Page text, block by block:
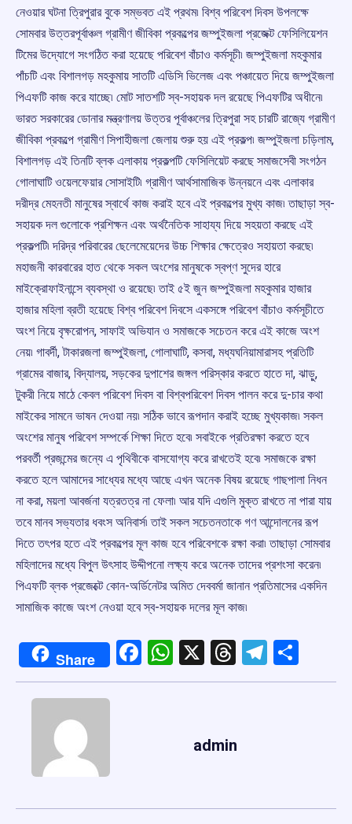
নেওয়ার ঘটনা ত্রিপুরার বুকে সম্ভবত এই প্রথম৷ বিশ্ব পরিবেশ দিবস উপলক্ষে
সোমবার উত্তরপূর্বাঞ্চল গ্রামীণ জীবিকা প্রকল্পের জম্পুইজলা প্রজেক্ট ফেসিলিয়েশন
টিমের উদ্যোগে সংগঠিত করা হয়েছে পরিবেশ বাঁচাও কর্মসূচী৷ জম্পুইজলা মহকুমার
পাঁচটি এবং বিশালগড় মহকুমায় সাতটি এডিসি ভিলেজ এবং পঞ্চায়েত দিয়ে জম্পুইজলা
পিএফটি কাজ করে যাচ্ছে৷ মোট সাতশটি স্ব-সহায়ক দল রয়েছে পিএফটির অধীনে৷
ভারত সরকারের ডোনার মন্ত্রণালয় উত্তর পূর্বাঞ্চলের ত্রিপুরা সহ চারটি রাজ্যে গ্রামীণ
জীবিকা প্রকল্পে গ্রামীণ সিপাহীজলা জেলায় শুরু হয় এই প্রকল্প৷ জম্পুইজলা চড়িলাম,
বিশালগড় এই তিনটি ব্লক এলাকায় প্রকল্পটি ফেসিলিয়েট করছে সমাজসেবী সংগঠন
গোলাঘাটি ওয়েলফেয়ার সোসাইটি৷ গ্রামীণ আর্থসামাজিক উন্নয়নে এবং এলাকার
দরীদ্র মেহনতী মানুষের স্বার্থে কাজ করাই হবে এই প্রকল্পের মুখ্য কাজ৷ তাছাড়া স্ব-
সহায়ক দল গুলোকে প্রশিক্ষন এবং অর্থনৈতিক সাহায্য দিয়ে সহয়তা করছে এই
প্রকল্পটি৷ দরিদ্র পরিবারের ছেলেমেয়েদের উচ্চ শিক্ষার ক্ষেত্রেও সহায়তা করছে৷
মহাজনী কারবারের হাত থেকে সকল অংশের মানুষকে স্বপ্ণ সুদের হারে
মাইক্রোফাইনান্সে ব্যবস্থা ও রয়েছে৷ তাই ৫ই জুন জম্পুইজলা মহকুমার হাজার
হাজার মহিলা ব্রতী হয়েছে বিশ্ব পরিবেশ দিবসে একসঙ্গে পরিবেশ বাঁচাও কর্মসূচীতে
অংশ নিয়ে বৃক্ষরোপন, সাফাই অভিযান ও সমাজকে সচেতন করে এই কাজে অংশ
নেয়৷ গাবর্দী, টাকারজলা জম্পুইজলা, গোলাঘাটি, কসবা, মধ্যঘনিয়ামারাসহ প্রতিটি
গ্রামের বাজার, বিদ্যালয়, সড়কের দুপাশের জঙ্গল পরিস্কার করতে হাতে দা, ঝাড়ু,
টুকরী নিয়ে মাঠে কেবল পরিবেশ দিবস বা বিশ্বপরিবেশ দিবস পালন করে দু-চার কথা
মাইকের সামনে ভাষন দেওয়া নয়৷ সঠিক ভাবে রূপদান করাই হচ্ছে মুখ্যকাজ৷ সকল
অংশের মানুষ পরিবেশ সম্পর্কে শিক্ষা দিতে হবে৷ সবাইকে প্রতিরক্ষা করতে হবে
পরবর্তী প্রজন্মের জন্যে এ পৃথিবীকে বাসযোগ্য করে রাখতেই হবে৷ সমাজকে রক্ষা
করতে হলে আমাদের সাধ্যের মধ্যে আছে এখন অনেক বিষয় রয়েছে গাছপালা নিধন
না করা, ময়লা আবর্জনা যত্রতত্র না ফেলা৷ আর যদি এগুলি মুক্ত রাখতে না পারা যায়
তবে মানব সভ্যতার ধবংস অনিবার্স৷ তাই সকল সচেতনতাকে গণ আন্দোলনের রূপ
দিতে তৎপর হতে এই প্রকল্পের মূল কাজ হবে পরিবেশকে রক্ষা করা৷ তাছাড়া সোমবার
মহিলাদের মধ্যে বিপুল উৎসাহ উদ্দীপনাে লক্ষ্য করে অনেক তাদের প্রশংসা করেন৷
পিএফটি ব্লক প্রজেক্টে কোন-অর্ডিনেটর অমিত দেববর্মা জানান প্রতিমাসের একদিন
সামাজিক কাজে অংশ নেওয়া হবে স্ব-সহায়ক দলের মূল কাজ৷
Share Facebook
WhatsApp
X Threads
admin